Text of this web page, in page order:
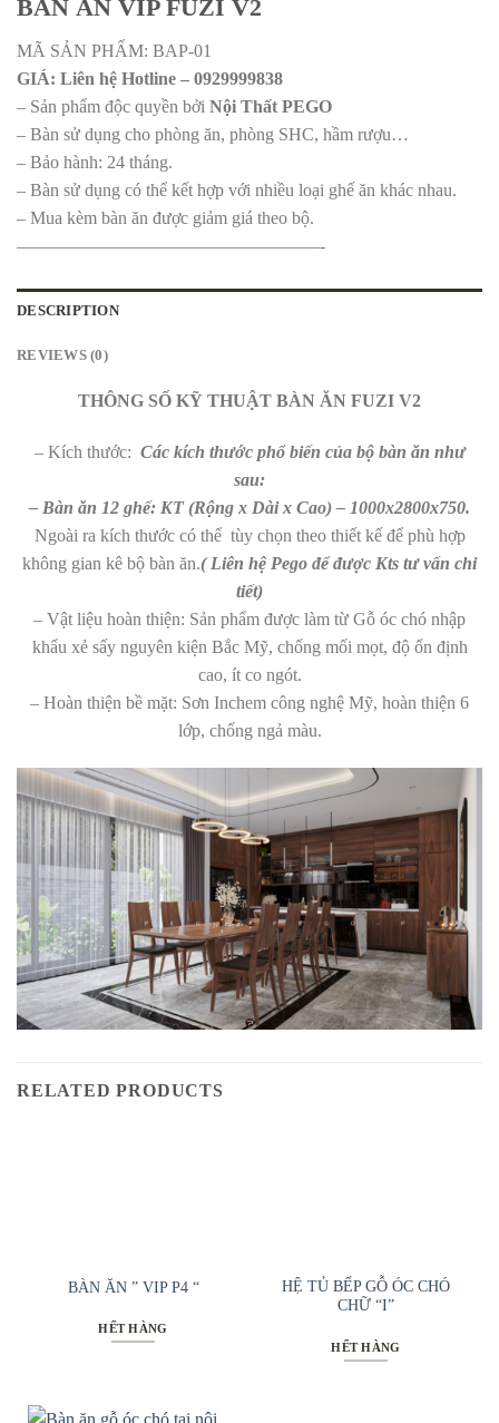
BÀN ĂN VIP FUZI V2
MÃ SẢN PHẨM: BAP-01
GIÁ: Liên hệ Hotline – 0929999838
– Sản phẩm độc quyền bởi Nội Thất PEGO
– Bàn sử dụng cho phòng ăn, phòng SHC, hầm rượu…
– Bảo hành: 24 tháng.
– Bàn sử dụng có thể kết hợp với nhiều loại ghế ăn khác nhau.
– Mua kèm bàn ăn được giảm giá theo bộ.
—————————————————-
DESCRIPTION
REVIEWS (0)
THÔNG SỐ KỸ THUẬT BÀN ĂN FUZI V2
– Kích thước: Các kích thước phổ biến của bộ bàn ăn như
sau:
– Bàn ăn 12 ghế: KT (Rộng x Dài x Cao) – 1000x2800x750.
Ngoài ra kích thước có thể tùy chọn theo thiết kế để phù hợp
không gian kê bộ bàn ăn.( Liên hệ Pego để được Kts tư vấn chi
tiết)
– Vật liệu hoàn thiện: Sản phẩm được làm từ Gỗ óc chó nhập
khẩu xẻ sấy nguyên kiện Bắc Mỹ, chống mối mọt, độ ổn định
cao, ít co ngót.
– Hoàn thiện bề mặt: Sơn Inchem công nghệ Mỹ, hoàn thiện 6
lớp, chống ngả màu.
RELATED PRODUCTS
BÀN ĂN ” VIP P4 “
HẾT HÀNG
HỆ TỦ BẾP GỖ ÓC CHÓ
CHỮ “I”
HẾT HÀNG